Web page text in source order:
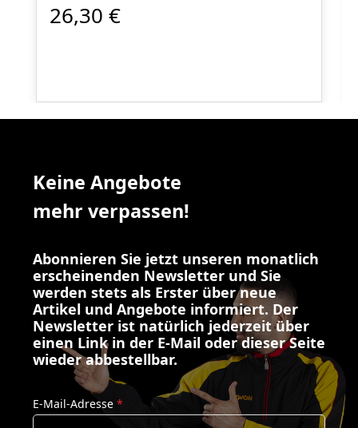
26,30 €
Keine Angebote
mehr verpassen!
Abonnieren Sie jetzt unseren monatlich
erscheinenden Newsletter und Sie
werden stets als Erster über neue
Artikel und Angebote informiert. Der
Newsletter ist natürlich jederzeit über
einen Link in der E-Mail oder dieser Seite
wieder abbestellbar.
E-Mail-Adresse *